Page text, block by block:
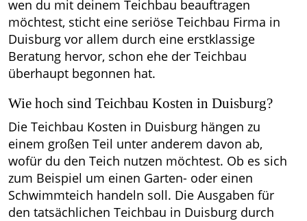
wen du mit deinem Teichbau beauftragen
möchtest, sticht eine seriöse Teichbau Firma in
Duisburg vor allem durch eine erstklassige
Beratung hervor, schon ehe der Teichbau
überhaupt begonnen hat.
Wie hoch sind Teichbau Kosten in Duisburg?
Die Teichbau Kosten in Duisburg hängen zu
einem großen Teil unter anderem davon ab,
wofür du den Teich nutzen möchtest. Ob es sich
zum Beispiel um einen Garten- oder einen
Schwimmteich handeln soll. Die Ausgaben für
den tatsächlichen Teichbau in Duisburg durch